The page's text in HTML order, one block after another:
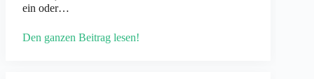
ein oder…
Den ganzen Beitrag lesen!